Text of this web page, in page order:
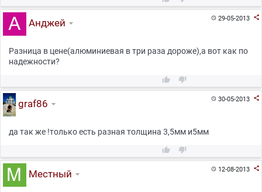
29-05-2013 
Анджей
Разница в цене(алюминиевая в три раза дороже),а вот как по
надежности?
 
30-05-2013 
graf86
да так же !только есть разная толщина 3,5мм и5мм
 
12-08-2013 
Местный